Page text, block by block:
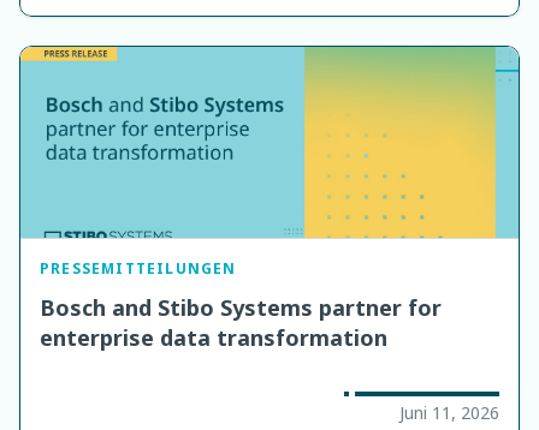
PRESSEMITTEILUNGEN
Bosch and Stibo Systems partner for
enterprise data transformation
Juni 11, 2026